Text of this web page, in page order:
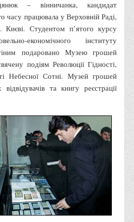
поведінки учасників освітнього процесу в
знімати, показувати під час війни
та громадських організацій, які
хто пережили сексуальне насильство,
та їх родинам у Вінницькій області
наркотики. З’ясуй правду про
життя
– вінничанка, кандидат
часу працювала у Верховній Раді,
Студентом п’ятого курсу
економічного інституту
подаровано Музею грошей
подіям Революції Гідності,
Небесної Сотні. Музей грошей
та книгу реєстрації